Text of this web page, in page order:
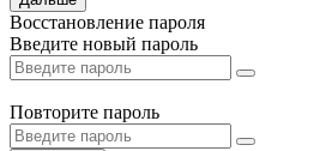
Восстановление пароля
Введите новый пароль
Повторите пароль